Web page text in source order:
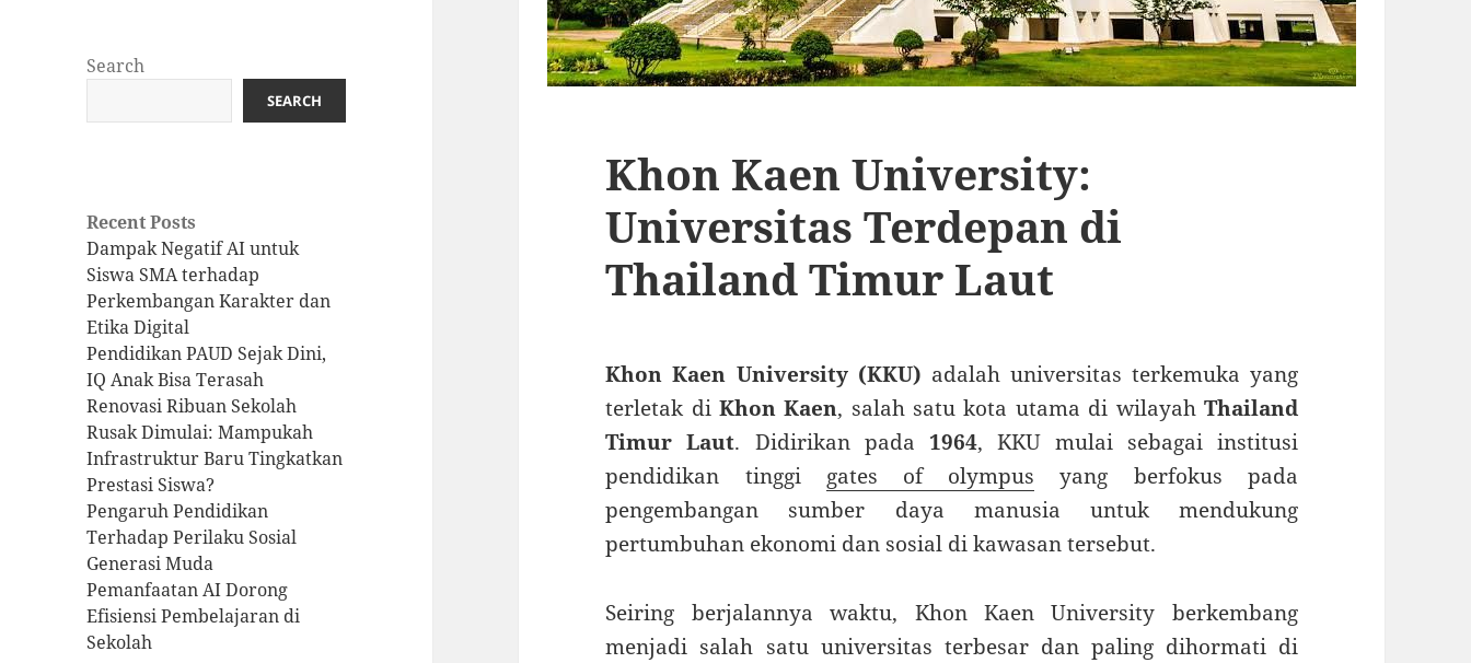
Search
SEARCH
Recent Posts
Dampak Negatif AI untuk
Siswa SMA terhadap
Perkembangan Karakter dan
Etika Digital
Pendidikan PAUD Sejak Dini,
IQ Anak Bisa Terasah
Renovasi Ribuan Sekolah
Rusak Dimulai: Mampukah
Infrastruktur Baru Tingkatkan
Prestasi Siswa?
Pengaruh Pendidikan
Terhadap Perilaku Sosial
Generasi Muda
Pemanfaatan AI Dorong
Efisiensi Pembelajaran di
Sekolah
Khon Kaen University:
Universitas Terdepan di
Thailand Timur Laut
Khon Kaen University (KKU) adalah universitas terkemuka yang
terletak diKhon Kaen, salah satu kota utama di wilayah Thailand
Timur Laut. Didirikan pada 1964, KKU mulai sebagai institusi
pendidikan tinggi gates of olympus yang berfokus pada
pengembangan sumber daya manusia untuk mendukung
pertumbuhan ekonomi dan sosial di kawasan tersebut.
Seiring berjalannya waktu, Khon Kaen University berkembang
menjadi salah satu universitas terbesar dan paling dihormati di